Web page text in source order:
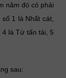
năm đó có phải
1 là Nhất cát,
4 là Tứ tấn tài, 5
sau: